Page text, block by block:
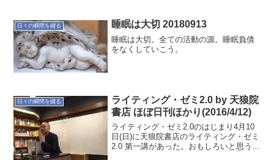
日々の瞬間を綴る 睡眠は大切 20180913
睡眠は大切。全ての活動の源。睡眠負債
をなくしていこう。
日々の瞬間を綴る
ライティング・ゼミ2.0 by 天狼院
書店 ほぼ日刊ほかり(2016/4/12)
ライティング・ゼミ2.0のはじまり4月10
日(日)に天狼院書店のライティング・ゼミ
2.0 第一講があった。おもしろいと思う自